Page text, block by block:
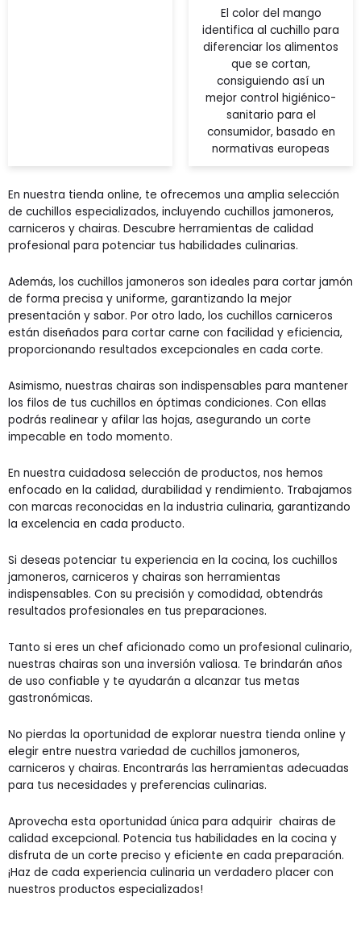
El color del mango
identifica al cuchillo para
diferenciar los alimentos
que se cortan,
consiguiendo así un
mejor control higiénico-
sanitario para el
consumidor, basado en
normativas europeas
En nuestra tienda online, te ofrecemos una amplia selección
de cuchillos especializados, incluyendo cuchillos jamoneros,
carniceros y chairas. Descubre herramientas de calidad
profesional para potenciar tus habilidades culinarias.
Además, los cuchillos jamoneros son ideales para cortar jamón
de forma precisa y uniforme, garantizando la mejor
presentación y sabor. Por otro lado, los cuchillos carniceros
están diseñados para cortar carne con facilidad y eficiencia,
proporcionando resultados excepcionales en cada corte.
Asimismo, nuestras chairas son indispensables para mantener
los filos de tus cuchillos en óptimas condiciones. Con ellas
podrás realinear y afilar las hojas, asegurando un corte
impecable en todo momento.
En nuestra cuidadosa selección de productos, nos hemos
enfocado en la calidad, durabilidad y rendimiento. Trabajamos
con marcas reconocidas en la industria culinaria, garantizando
la excelencia en cada producto.
Si deseas potenciar tu experiencia en la cocina, los cuchillos
jamoneros, carniceros y chairas son herramientas
indispensables. Con su precisión y comodidad, obtendrás
resultados profesionales en tus preparaciones.
Tanto si eres un chef aficionado como un profesional culinario,
nuestras chairas son una inversión valiosa. Te brindarán años
de uso confiable y te ayudarán a alcanzar tus metas
gastronómicas.
No pierdas la oportunidad de explorar nuestra tienda online y
elegir entre nuestra variedad de cuchillos jamoneros,
carniceros y chairas. Encontrarás las herramientas adecuadas
para tus necesidades y preferencias culinarias.
Aprovecha esta oportunidad única para adquirir chairas de
calidad excepcional. Potencia tus habilidades en la cocina y
disfruta de un corte preciso y eficiente en cada preparación.
¡Haz de cada experiencia culinaria un verdadero placer con
nuestros productos especializados!